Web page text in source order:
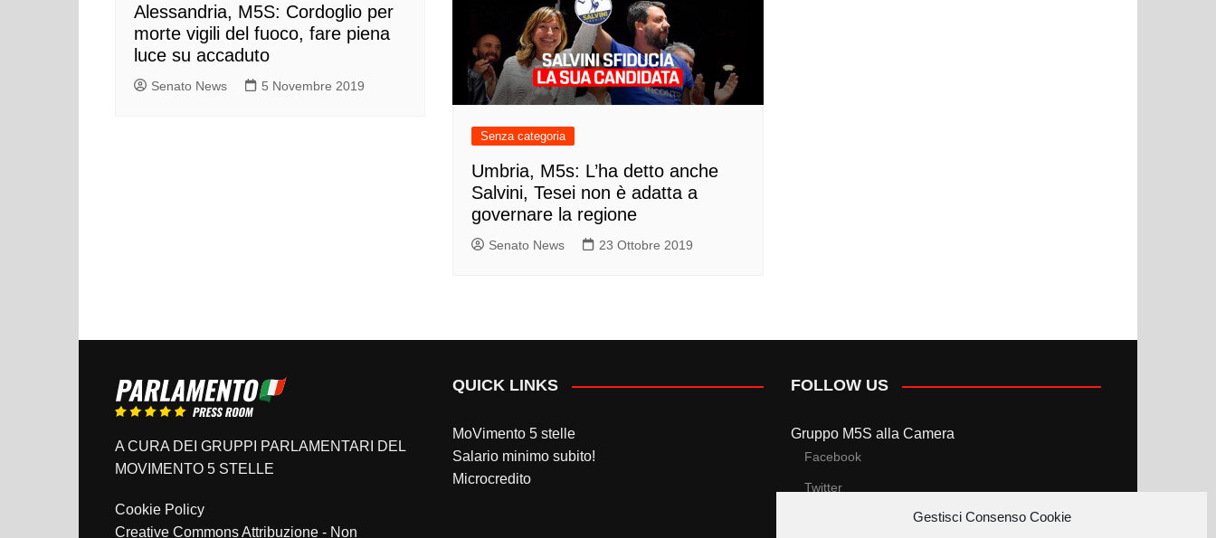
Gestisci Consenso Cookie
Alessandria, M5S: Cordoglio per
morte vigili del fuoco, fare piena
luce su accaduto
Senato News 5 Novembre 2019
Senza categoria
Umbria, M5s: L’ha detto anche
Salvini, Tesei non è adatta a
governare la regione
Senato News 23 Ottobre 2019
A CURA DEI GRUPPI PARLAMENTARI DEL
MOVIMENTO 5 STELLE
Cookie Policy
Creative Commons Attribuzione - Non
QUICK LINKS
MoVimento 5 stelle
Salario minimo subito!
Microcredito
FOLLOW US
Gruppo M5S alla Camera
Facebook
Twitter